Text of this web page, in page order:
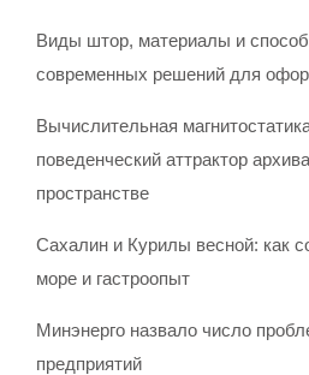
Виды штор, материалы и
современных решений для
Вычислительная
поведенческий аттрактор
пространстве
Сахалин и Курилы весной: как
море и гастроопыт
Минэнерго назвало число
предприятий